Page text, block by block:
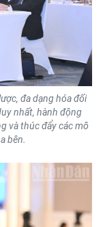
đa dạng hóa đối
nhất, hành động
và thúc đẩy các mô
bên.